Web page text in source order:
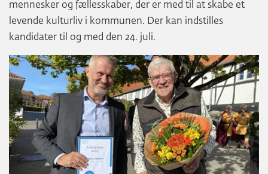
mennesker og fællesskaber, der er med til at skabe et
levende kulturliv i kommunen. Der kan indstilles
kandidater til og med den 24. juli.